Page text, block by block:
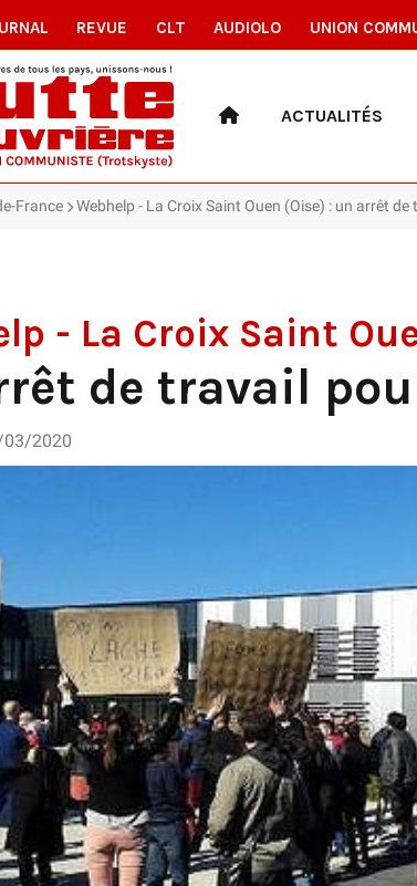
REVUE CLT AUDIOLO UNION
ACTUALITÉS
France Webhelp - La Croix Saint Ouen (Oise) : un arrêt
- La Croix Saint
de travail
03/2020